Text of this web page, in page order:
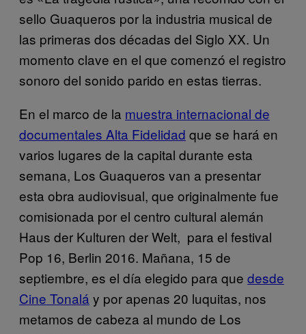
sello Guaqueros por la industria musical de
las primeras dos décadas del Siglo XX. Un
momento clave en el que comenzó el registro
sonoro del sonido parido en estas tierras.
En el marco de la muestra internacional de
documentales Alta Fidelidad que se hará en
varios lugares de la capital durante esta
semana, Los Guaqueros van a presentar
esta obra audiovisual, que originalmente fue
comisionada por el centro cultural alemán​
Haus der Kulturen der Welt, para el festival
Pop 16, Berlin 2016. Mañana, 15 de
septiembre, es el día elegido para que desde
Cine Tonalá y por apenas 20 luquitas, nos
metamos de cabeza al mundo de Los